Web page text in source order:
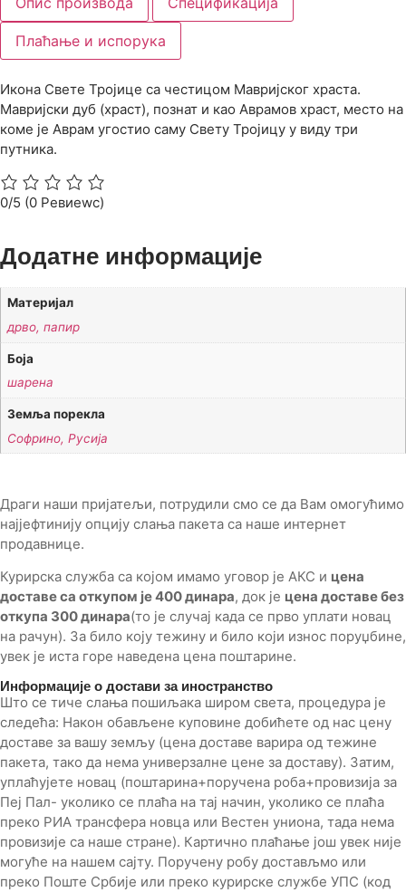
Плаћање и испорука
Икона Свете Тројице са честицом Мавријског храста.
Мавријски дуб (храст), познат и као Аврамов храст, место на
коме је Аврам угостио саму Свету Тројицу у виду три
путника.
0/5 (0 Ревиеwс)
Додатне информације
Материјал
дрво, папир
Боја
шарена
Земља порекла
Софрино, Русија
Драги наши пријатељи, потрудили смо се да Вам омогућимо
најјефтинију опцију слања пакета са наше интернет
продавнице.
Курирска служба са којом имамо уговор је АКС и цена
доставе са откупом је 400 динара, док је цена доставе без
откупа 300 динара(то је случај када се прво уплати новац
на рачун). За било коју тежину и било који износ поруџбине,
увек је иста горе наведена цена поштарине.
Информације о достави за иностранство
Што се тиче слања пошиљака широм света, процедура је
следећа: Након обављене куповине добићете од нас цену
доставе за вашу земљу (цена доставе варира од тежине
пакета, тако да нема универзалне цене за доставу). Затим,
уплаћујете новац (поштарина+поручена роба+провизија за
Пеј Пал- уколико се плаћа на тај начин, уколико се плаћа
преко РИА трансфера новца или Вестен униона, тада нема
провизије са наше стране). Картично плаћање још увек није
могуће на нашем сајту. Поручену робу достављмо или
преко Поште Србије или преко курирске службе УПС (код